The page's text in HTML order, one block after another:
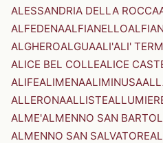
ALESSANDRIA DELLA ROCCA
ALFEDENAALFIANELLO
ALGHEROALGUAALI'ALI'
ALICE BEL COLLEALICE
ALIFEALIMENAALIMINUSA
ALLERONAALLISTE
ALME'ALMENNO SAN
ALMENNO SAN SALVATORE